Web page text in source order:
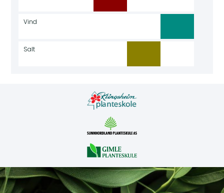
Vind
Salt